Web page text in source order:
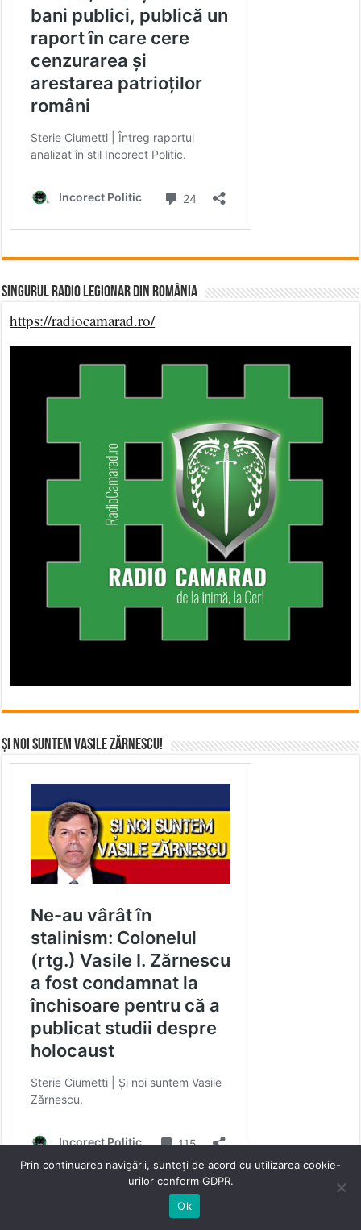
Singurul Radio Legionar din România
https://radiocamarad.ro/
Și noi suntem Vasile Zărnescu!
Prin continuarea navigării, sunteți de acord cu utilizarea cookie-
urilor conform GDPR.
Ok